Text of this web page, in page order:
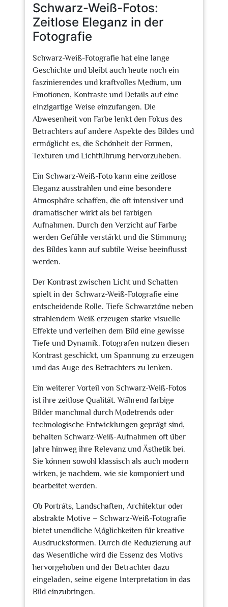
Schwarz-Weiß-Fotos:
Zeitlose Eleganz in der
Fotografie
Schwarz-Weiß-Fotografie hat eine lange
Geschichte und bleibt auch heute noch ein
faszinierendes und kraftvolles Medium, um
Emotionen, Kontraste und Details auf eine
einzigartige Weise einzufangen. Die
Abwesenheit von Farbe lenkt den Fokus des
Betrachters auf andere Aspekte des Bildes und
ermöglicht es, die Schönheit der Formen,
Texturen und Lichtführung hervorzuheben.
Ein Schwarz-Weiß-Foto kann eine zeitlose
Eleganz ausstrahlen und eine besondere
Atmosphäre schaffen, die oft intensiver und
dramatischer wirkt als bei farbigen
Aufnahmen. Durch den Verzicht auf Farbe
werden Gefühle verstärkt und die Stimmung
des Bildes kann auf subtile Weise beeinflusst
werden.
Der Kontrast zwischen Licht und Schatten
spielt in der Schwarz-Weiß-Fotografie eine
entscheidende Rolle. Tiefe Schwarztöne neben
strahlendem Weiß erzeugen starke visuelle
Effekte und verleihen dem Bild eine gewisse
Tiefe und Dynamik. Fotografen nutzen diesen
Kontrast geschickt, um Spannung zu erzeugen
und das Auge des Betrachters zu lenken.
Ein weiterer Vorteil von Schwarz-Weiß-Fotos
ist ihre zeitlose Qualität. Während farbige
Bilder manchmal durch Modetrends oder
technologische Entwicklungen geprägt sind,
behalten Schwarz-Weiß-Aufnahmen oft über
Jahre hinweg ihre Relevanz und Ästhetik bei.
Sie können sowohl klassisch als auch modern
wirken, je nachdem, wie sie komponiert und
bearbeitet werden.
Ob Porträts, Landschaften, Architektur oder
abstrakte Motive – Schwarz-Weiß-Fotografie
bietet unendliche Möglichkeiten für kreative
Ausdrucksformen. Durch die Reduzierung auf
das Wesentliche wird die Essenz des Motivs
hervorgehoben und der Betrachter dazu
eingeladen, seine eigene Interpretation in das
Bild einzubringen.